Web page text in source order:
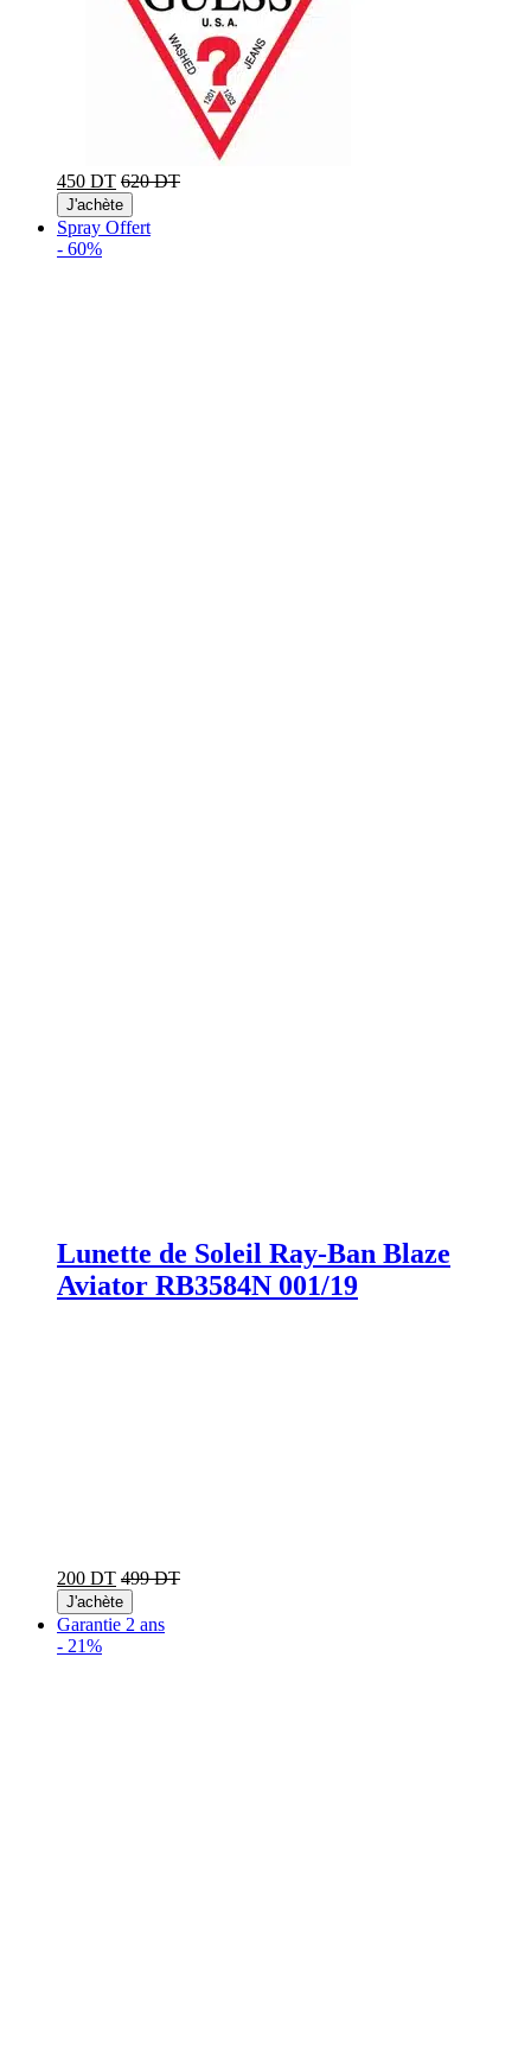
450 DT 620 DT
J'achète
Spray Offert
- 60%
Lunette de Soleil Ray-Ban Blaze
Aviator RB3584N 001/19
200 DT 499 DT
J'achète
Garantie 2 ans
- 21%